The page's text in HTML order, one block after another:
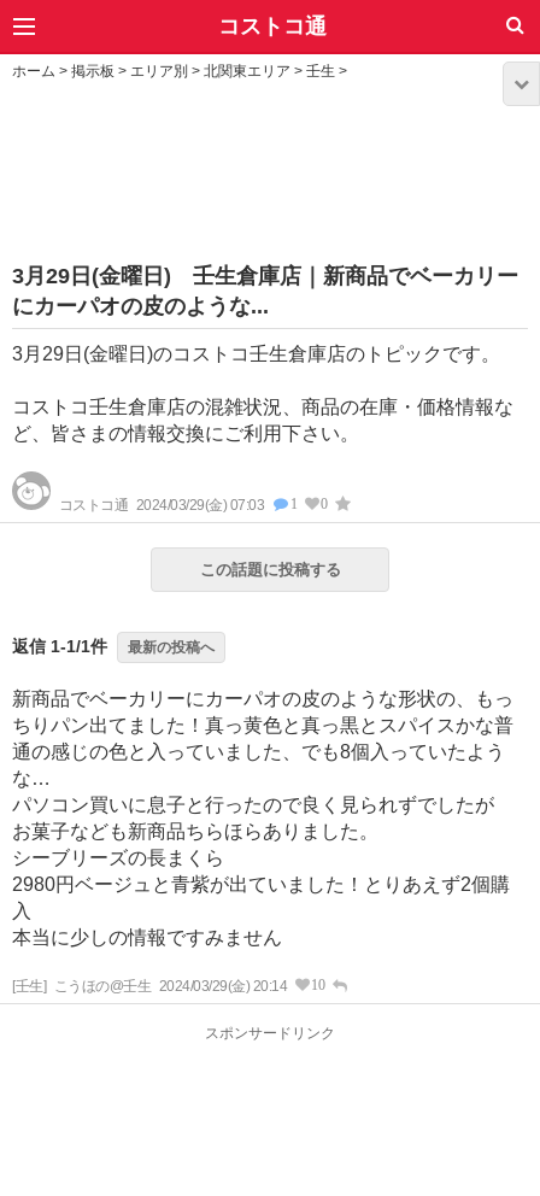
コストコ通
ホーム > 掲示板 > エリア別 > 北関東エリア > 壬生 >
3月29日(金曜日) 壬生倉庫店｜新商品でベーカリー
にカーパオの皮のような...
3月29日(金曜日)のコストコ壬生倉庫店のトピックです。
コストコ壬生倉庫店の混雑状況、商品の在庫・価格情報な
ど、皆さまの情報交換にご利用下さい。
コストコ通 2024/03/29(金) 07:03 1 0
この話題に投稿する
返信 1-1/1件 最新の投稿へ
新商品でベーカリーにカーパオの皮のような形状の、もっ
ちりパン出てました！真っ黄色と真っ黒とスパイスかな普
通の感じの色と入っていました、でも8個入っていたよう
な…
パソコン買いに息子と行ったので良く見られずでしたが
お菓子なども新商品ちらほらありました。
シーブリーズの長まくら
2980円ベージュと青紫が出ていました！とりあえず2個購
入
本当に少しの情報ですみません
[壬生] こうほの@壬生 2024/03/29(金) 20:14 10
スポンサードリンク